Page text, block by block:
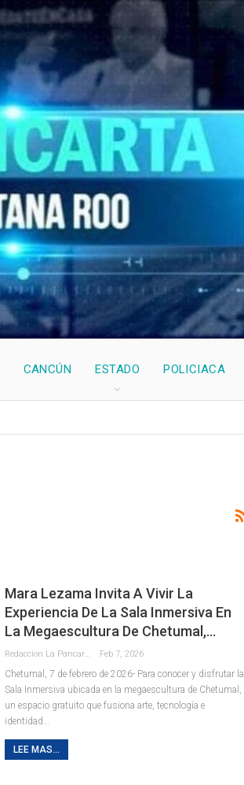
CANCÚN ESTADO POLICIACA
Mara Lezama Invita A Vivir La
Experiencia De La Sala Inmersiva En
La Megaescultura De Chetumal,…
Feb 7, 2026
Chetumal, 7 de febrero de 2026- Para conocer y disfrutar la
Sala Inmersiva ubicada en la megaescultura de Chetumal,
un espacio gratuito que fusiona arte, tecnología e
identidad
LEE MAS...